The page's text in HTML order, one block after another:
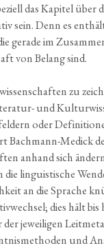
das Kapi­tel über
sein. Denn es
gera­de im
von Belang sind.
zu
und
oder
Bach­mann-Medick
anhand sich
lin­gu­is­ti­sche
an die Spra­che
dies hält
der jewei­li­gen
und